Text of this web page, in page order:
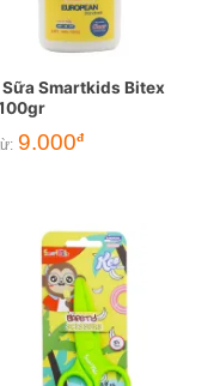
Sữa Smartkids Bitex
9.000đ